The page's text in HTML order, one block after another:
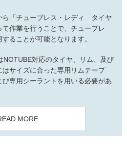
ら「チューブレス・レディ タイヤ
作業を行うことで、チューブレ
ることが可能となります。
対応のタイヤ、リム、及び
サイズに合った専用リムテープ
び専用シーラントを用いる必要があ
MORE